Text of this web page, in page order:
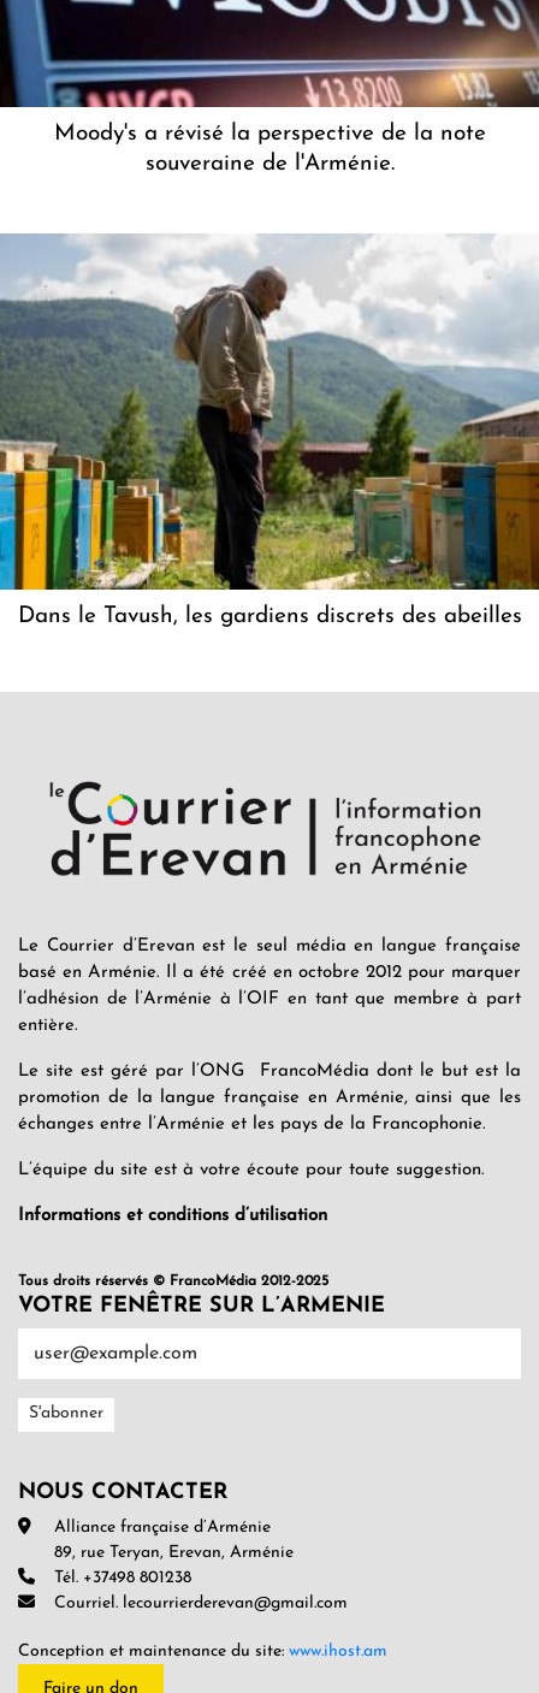
Moody's a révisé la perspective de la note
souveraine de l'Arménie.
Dans le Tavush, les gardiens discrets des abeilles
Le Courrier d’Erevan est le seul média en langue française
basé en Arménie. Il a été créé en octobre 2012 pour marquer
l’adhésion de l’Arménie à l’OIF en tant que membre à part
entière.
Le site est géré par l’ONG FrancoMédia dont le but est la
promotion de la langue française en Arménie, ainsi que les
échanges entre l’Arménie et les pays de la Francophonie.
L’équipe du site est à votre écoute pour toute suggestion.
Informations et conditions d’utilisation
Tous droits réservés © FrancoMédia 2012-2025
VOTRE FENÊTRE SUR L’ARMENIE
NOUS CONTACTER
Alliance française d’Arménie
89, rue Teryan, Erevan, Arménie
Tél. +37498 801238
Courriel. lecourrierderevan@gmail.com
Conception et maintenance du site: www.ihost.am
Faire un don